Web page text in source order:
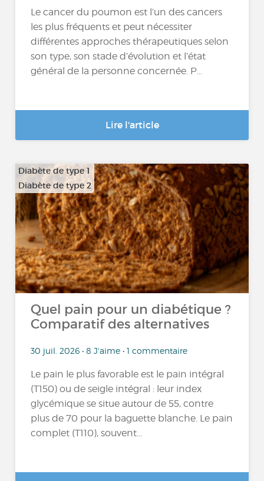
Le cancer du poumon est l’un des cancers
les plus fréquents et peut nécessiter
différentes approches thérapeutiques selon
son type, son stade d’évolution et l’état
général de la personne concernée. P...
Lire l'article
Diabète de type 1
Diabète de type 2
Quel pain pour un diabétique ?
Comparatif des alternatives
30 juil. 2026 • 8 J'aime • 1 commentaire
Le pain le plus favorable est le pain intégral
(T150) ou de seigle intégral : leur index
glycémique se situe autour de 55, contre
plus de 70 pour la baguette blanche. Le pain
complet (T110), souvent...